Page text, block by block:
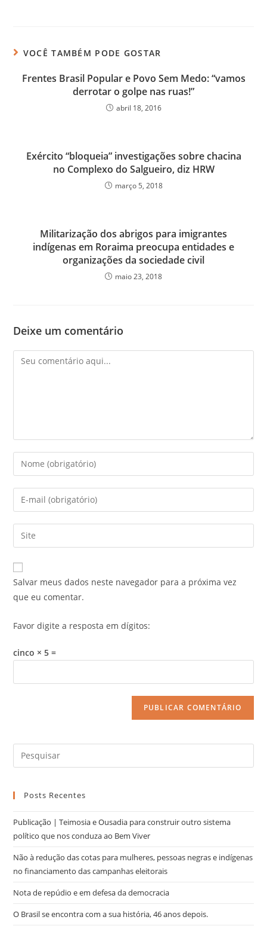
VOCÊ TAMBÉM PODE GOSTAR
Frentes Brasil Popular e Povo Sem Medo: “vamos
derrotar o golpe nas ruas!”
abril 18, 2016
Exército “bloqueia” investigações sobre chacina
no Complexo do Salgueiro, diz HRW
março 5, 2018
Militarização dos abrigos para imigrantes
indígenas em Roraima preocupa entidades e
organizações da sociedade civil
maio 23, 2018
Deixe um comentário
Salvar meus dados neste navegador para a próxima vez
que eu comentar.
Favor digite a resposta em dígitos:
cinco × 5 =
Posts Recentes
Publicação | Teimosia e Ousadia para construir outro sistema
político que nos conduza ao Bem Viver
Não à redução das cotas para mulheres, pessoas negras e indígenas
no financiamento das campanhas eleitorais
Nota de repúdio e em defesa da democracia
O Brasil se encontra com a sua história, 46 anos depois.